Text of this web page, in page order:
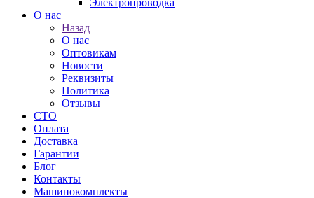
Электропроводка
О нас
Назад
О нас
Оптовикам
Новости
Реквизиты
Политика
Отзывы
СТО
Оплата
Доставка
Гарантии
Блог
Контакты
Машинокомплекты